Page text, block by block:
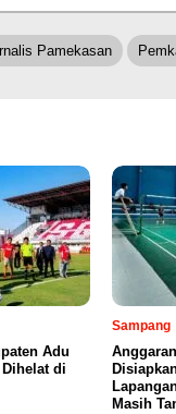
Pamekasan
Adu
di
Sampang
Masih